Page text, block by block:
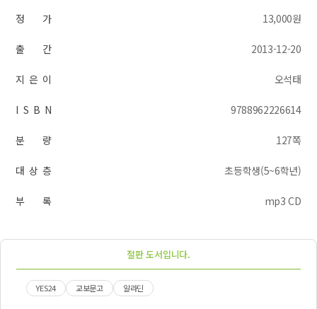
정 가 13,000원
출 간 2013-12-20
지 은 이 오석태
I S B N 9788962226614
분 량 127쪽
대 상 층 초등학생(5~6학년)
부 록 mp3 CD
절판 도서입니다.
YES24 교보문고 알라딘